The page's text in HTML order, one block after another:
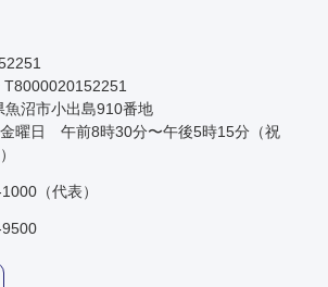
沼市小出島910番地
曜日 午前8時30分〜午後5時15分（祝
（代表）